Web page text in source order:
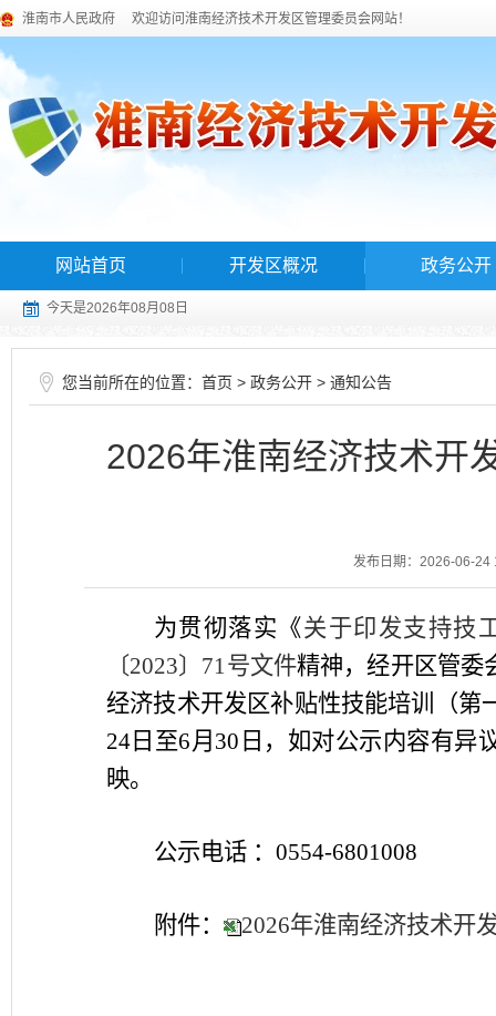
淮南市人民政府 欢迎访问淮南经济技术开发区管理委员会网站！
网站首页 开发区概况 政务公开
今天是2026年08月08日
您当前所在的位置： 首页 > 政务公开 > 通知公告
2026年淮南经济技术开
发布日期：2026-06-24
为贯彻落实《关于印发支持技
〔2023〕71号文件精神，经开区管委
经济技术开发区补贴性技能培训（第
24 日至6月 30 日，如对公示内容有异
映。
公示电话 ： 0554-6801008
附件： 2026年淮南经济技术开